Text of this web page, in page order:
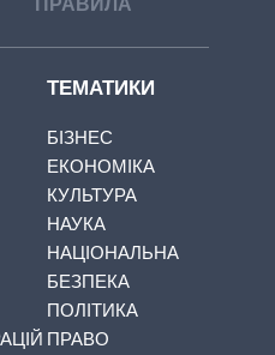
ПРАВИЛА
ТЕМАТИКИ
БІЗНЕС
ЕКОНОМІКА
КУЛЬТУРА
НАУКА
НАЦІОНАЛЬНА
БЕЗПЕКА
ПОЛІТИКА
ПРАВО